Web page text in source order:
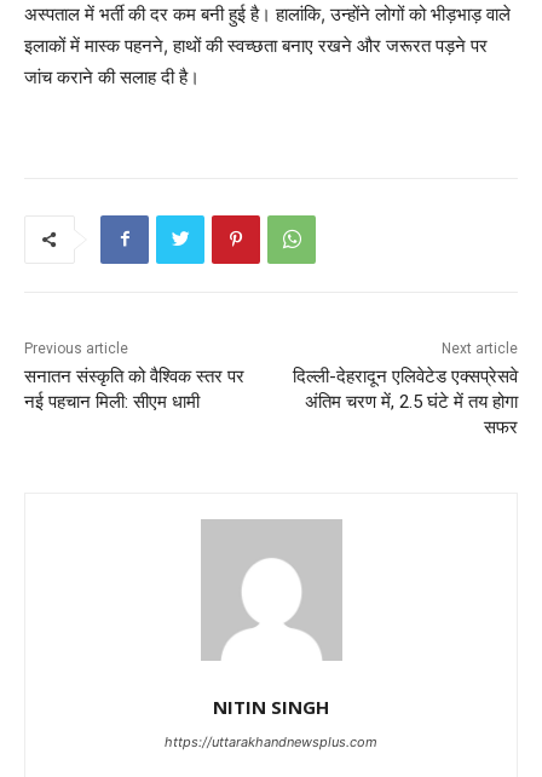
अस्पताल में भर्ती की दर कम बनी हुई है। हालांकि, उन्होंने लोगों को भीड़भाड़ वाले
इलाकों में मास्क पहनने, हाथों की स्वच्छता बनाए रखने और जरूरत पड़ने पर
जांच कराने की सलाह दी है।
Previous article
सनातन संस्कृति को वैश्विक स्तर पर
नई पहचान मिली: सीएम धामी
Next article
दिल्ली-देहरादून एलिवेटेड एक्सप्रेसवे
अंतिम चरण में, 2.5 घंटे में तय होगा
सफर
NITIN SINGH
https://uttarakhandnewsplus.com